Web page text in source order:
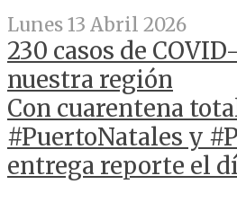
Lunes 13 Abril 2026
230 casos de
nuestra región
Con cuarentena
#PuertoNatales y
entrega reporte el